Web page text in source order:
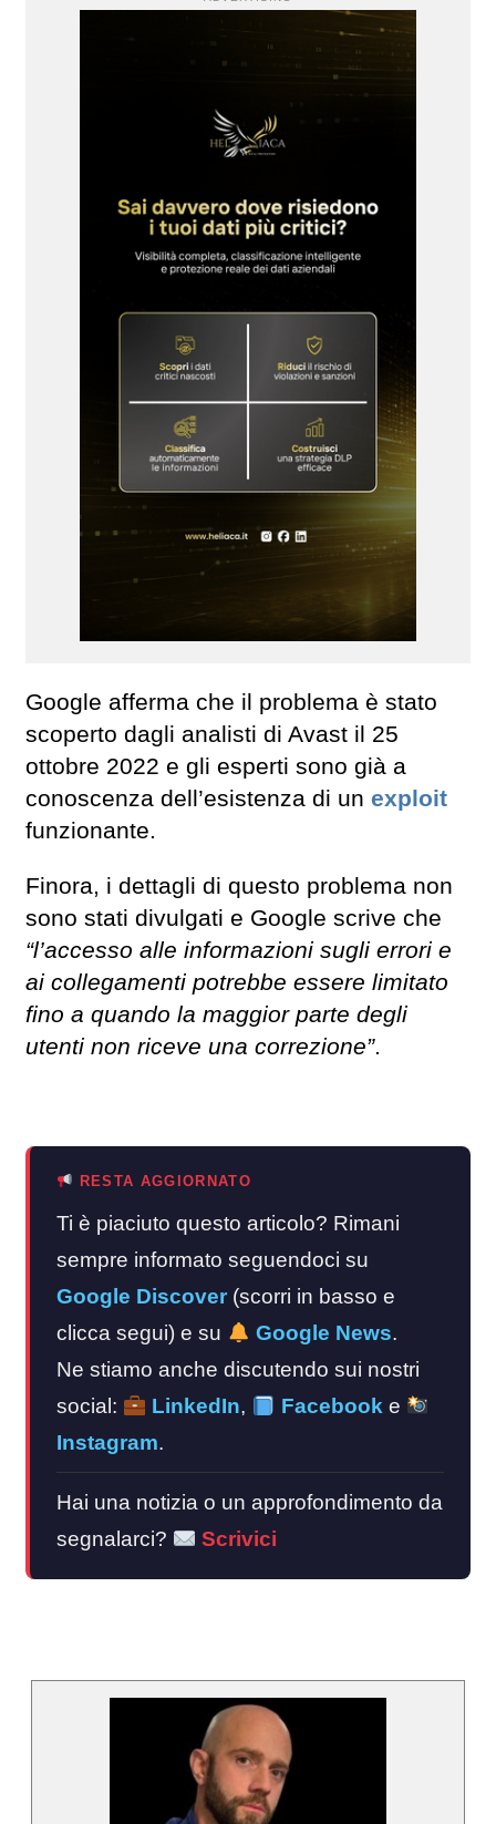
Google afferma che il problema è stato
scoperto dagli analisti di Avast il 25
ottobre 2022 e gli esperti sono già a
conoscenza dell’esistenza di un exploit
funzionante.
Finora, i dettagli di questo problema non
sono stati divulgati e Google scrive che
“l’accesso alle informazioni sugli errori e
ai collegamenti potrebbe essere limitato
fino a quando la maggior parte degli
utenti non riceve una correzione”.
RESTA AGGIORNATO
Ti è piaciuto questo articolo? Rimani
sempre informato seguendoci su
Google Discover (scorri in basso e
clicca segui) e su
Google News.
Ne stiamo anche discutendo sui nostri
social:
LinkedIn, Facebooke
Instagram.
Hai una notizia o un approfondimento da
segnalarci?
Scrivici